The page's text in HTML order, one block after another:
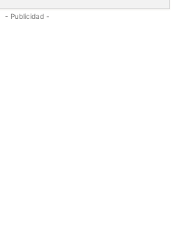
- Publicidad -